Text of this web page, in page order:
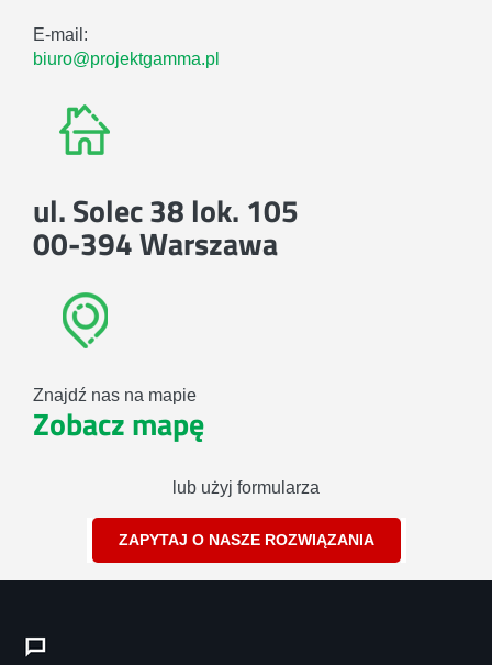
E-mail:
biuro@projektgamma.pl
ul. Solec 38 lok. 105
00-394 Warszawa
Znajdź nas na mapie
Zobacz mapę
lub użyj formularza
ZAPYTAJ O NASZE ROZWIĄZANIA